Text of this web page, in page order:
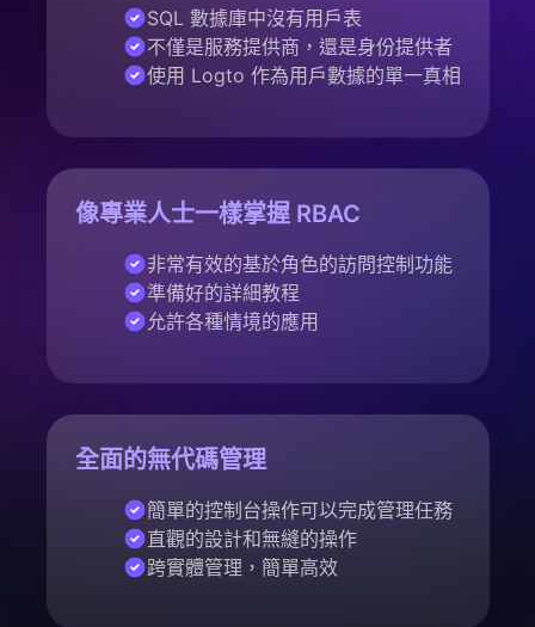
SQL 數據庫中沒有用戶表
不僅是服務提供商，還是身份提供者
使用 Logto 作為用戶數據的單一真相
像專業人士一樣掌握 RBAC
非常有效的基於角色的訪問控制功能
準備好的詳細教程
允許各種情境的應用
全面的無代碼管理
簡單的控制台操作可以完成管理任務
直觀的設計和無縫的操作
跨實體管理，簡單高效